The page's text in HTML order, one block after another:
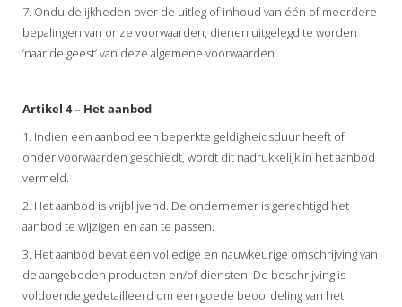
7. Onduidelijkheden over de uitleg of inhoud van één of meerdere
bepalingen van onze voorwaarden, dienen uitgelegd te worden
‘naar de geest’ van deze algemene voorwaarden.
Artikel 4 – Het aanbod
1. Indien een aanbod een beperkte geldigheidsduur heeft of
onder voorwaarden geschiedt, wordt dit nadrukkelijk in het aanbod
vermeld.
2. Het aanbod is vrijblijvend. De ondernemer is gerechtigd het
aanbod te wijzigen en aan te passen.
3. Het aanbod bevat een volledige en nauwkeurige omschrijving van
de aangeboden producten en/of diensten. De beschrijving is
voldoende gedetailleerd om een goede beoordeling van het